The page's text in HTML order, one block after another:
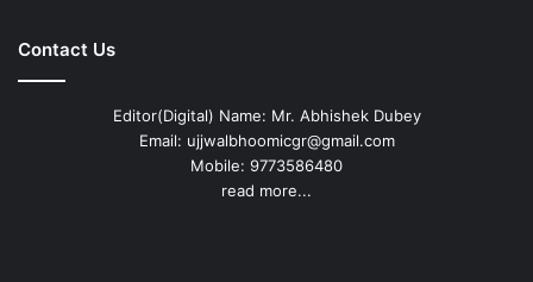
Contact Us
Editor(Digital) Name: Mr. Abhishek Dubey
Email: ujjwalbhoomicgr@gmail.com
Mobile: 9773586480
read more...